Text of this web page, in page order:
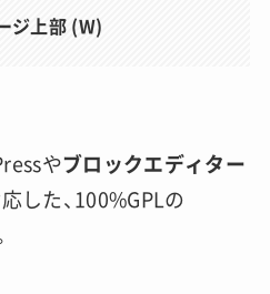
ジ上部 (W)
やブロックエディター
した、100%GPLの